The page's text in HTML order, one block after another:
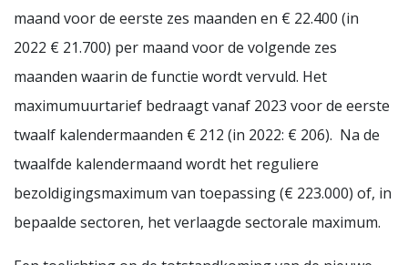
maand voor de eerste zes maanden en € 22.400 (in
2022 € 21.700) per maand voor de volgende zes
maanden waarin de functie wordt vervuld. Het
maximumuurtarief bedraagt vanaf 2023 voor de eerste
twaalf kalendermaanden € 212 (in 2022: € 206). Na de
twaalfde kalendermaand wordt het reguliere
bezoldigingsmaximum van toepassing (€ 223.000) of, in
bepaalde sectoren, het verlaagde sectorale maximum.